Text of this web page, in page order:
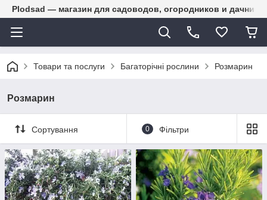
Plodsad — магазин для садоводов, огородников и
Товари та послуги Багаторічні рослини Розмарин
Розмарин
Сортування 0 Фільтри